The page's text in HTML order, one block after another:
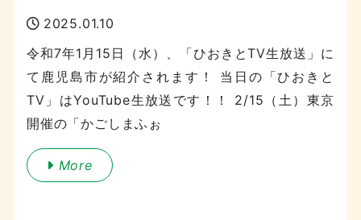
2025.01.10
令和7年1月15日（水）、「ひおきとTV生放送」に
て鹿児島市が紹介されます！ 当日の「ひおきと
TV」はYouTube生放送です！！ 2/15（土）東京
開催の「かごしまふぉ
More